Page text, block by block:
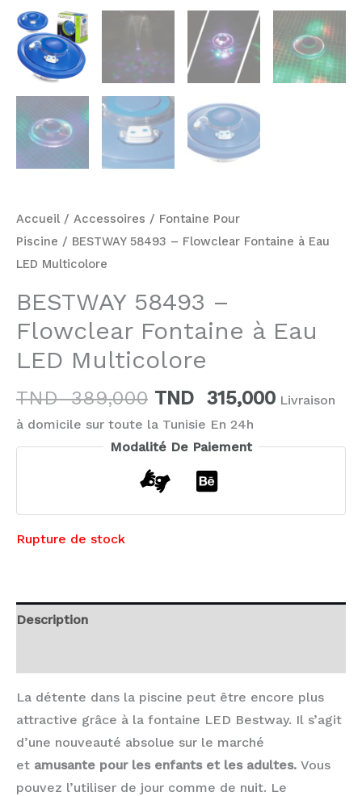
Accueil / Accessoires / Fontaine Pour
Piscine / BESTWAY 58493 – Flowclear Fontaine à Eau
LED Multicolore
BESTWAY 58493 –
Flowclear Fontaine à Eau
LED Multicolore
TND389,000 TND 315,000 Livraison
à domicile sur toute la Tunisie En 24h
Modalité De Paiement
Rupture de stock
Description
La détente dans la piscine peut être encore plus
attractive grâce à la fontaine LED Bestway. Il s’agit
d’une nouveauté absolue sur le marché
et amusante pour les enfants et les adultes. Vous
pouvez l’utiliser de jour comme de nuit. Le